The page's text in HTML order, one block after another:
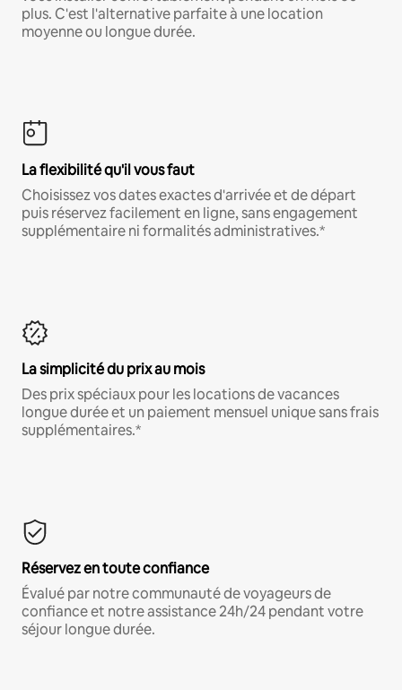
plus. C'est l'alternative parfaite à une location
moyenne ou longue durée.
La flexibilité qu'il vous faut
Choisissez vos dates exactes d'arrivée et de départ
puis réservez facilement en ligne, sans engagement
supplémentaire ni formalités administratives.*
La simplicité du prix au mois
Des prix spéciaux pour les locations de vacances
longue durée et un paiement mensuel unique sans frais
supplémentaires.*
Réservez en toute confiance
Évalué par notre communauté de voyageurs de
confiance et notre assistance 24h/24 pendant votre
séjour longue durée.